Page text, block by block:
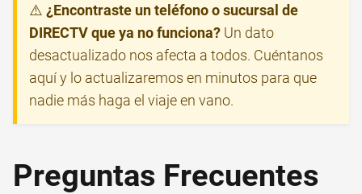
⚠️ ¿Encontraste un teléfono o sucursal de
DIRECTV que ya no funciona? Un dato
desactualizado nos afecta a todos. Cuéntanos
aquí y lo actualizaremos en minutos para que
nadie más haga el viaje en vano.
Preguntas Frecuentes